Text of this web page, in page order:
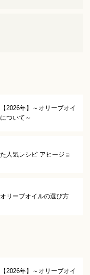
2026年】～オリーブオイ
ついて～
人気レシピ アヒージョ
リーブオイルの選び方
2026年】～オリーブオイ